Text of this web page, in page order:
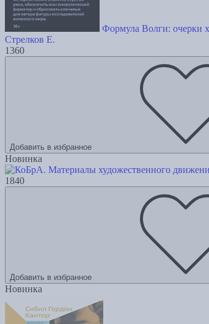
Формула Волги: очерки
Стрелков Е.
1360
Добавить в избранное
Новинка
1840
Добавить в избранное
Новинка